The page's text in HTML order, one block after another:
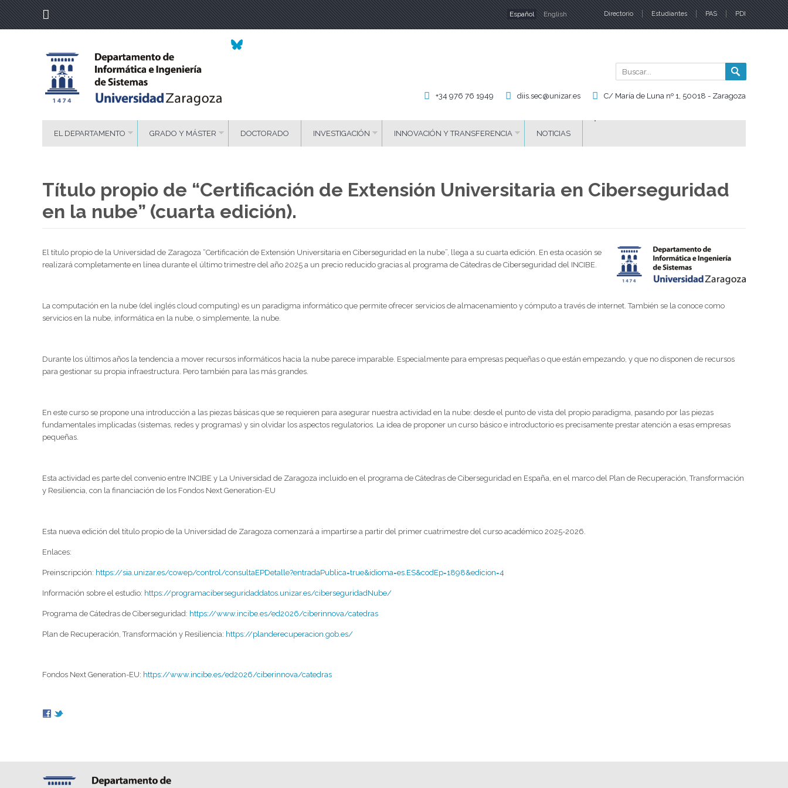
Directorio Estudiantes PAS PDI
Idiomas
Español English
C/ María de Luna nº 1, 50018 - Zaragoza
diis.sec@unizar.es
+34 976 76 1949
EL DEPARTAMENTO GRADO Y MÁSTER DOCTORADO INVESTIGACIÓN INNOVACIÓN Y TRANSFERENCIA NOTICIAS
Título propio de “Certificación de Extensión Universitaria en Ciberseguridad
en la nube” (cuarta edición).
El título propio de la Universidad de Zaragoza “Certificación de Extensión Universitaria en Ciberseguridad en la nube”, llega a su cuarta edición. En esta ocasión se
realizará completamente en línea durante el último trimestre del año 2025 a un precio reducido gracias al programa de Cátedras de Ciberseguridad del INCIBE.
La computación en la nube (del inglés cloud computing) es un paradigma informático que permite ofrecer servicios de almacenamiento y cómputo a través de internet. También se la conoce como
servicios en la nube, informática en la nube, o simplemente, la nube.
Durante los últimos años la tendencia a mover recursos informáticos hacia la nube parece imparable. Especialmente para empresas pequeñas o que están empezando, y que no disponen de recursos
para gestionar su propia infraestructura. Pero también para las más grandes.
En este curso se propone una introducción a las piezas básicas que se requieren para asegurar nuestra actividad en la nube: desde el punto de vista del propio paradigma, pasando por las piezas
fundamentales implicadas (sistemas, redes y programas) y sin olvidar los aspectos regulatorios. La idea de proponer un curso básico e introductorio es precisamente prestar atención a esas empresas
pequeñas.
Esta actividad es parte del convenio entre INCIBE y La Universidad de Zaragoza incluido en el programa de Cátedras de Ciberseguridad en España, en el marco del Plan de Recuperación, Transformación
y Resiliencia, con la financiación de los Fondos Next Generation-EU
Esta nueva edición del título propio de la Universidad de Zaragoza comenzará a impartirse a partir del primer cuatrimestre del curso académico 2025-2026.
Enlaces:
Preinscripción: https://sia.unizar.es/cowep/control/consultaEPDetalle?entradaPublica=true&idioma=es.ES&codEp=1898&edicion=4
Información sobre el estudio: https://programaciberseguridaddatos.unizar.es/ciberseguridadNube/
Programa de Cátedras de Ciberseguridad: https://www.incibe.es/ed2026/ciberinnova/catedras
Plan de Recuperación, Transformación y Resiliencia: https://planderecuperacion.gob.es/
Fondos Next Generation-EU: https://www.incibe.es/ed2026/ciberinnova/catedras